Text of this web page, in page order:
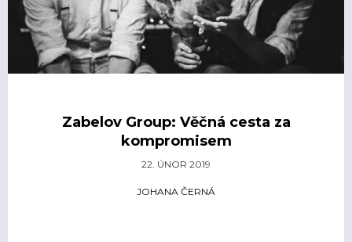
Zabelov Group: Věčná cesta za
kompromisem
22. ÚNOR 2019
JOHANA ČERNÁ